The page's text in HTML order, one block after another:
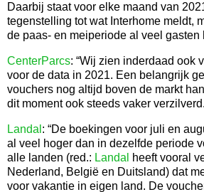
Daarbij staat voor elke maand van
tegenstelling tot wat Interhome meldt,
de paas- en meiperiode al veel gasten
CenterParcs: “Wij zien inderdaad ook
voor de data in 2021. Een belangrijk
vouchers nog altijd boven de markt
dit moment ook steeds vaker
Landal : “De boekingen voor juli en
al veel hoger dan in dezelfde periode
alle landen (red.: Landal
heeft vooral
Nederland, België en Duitsland) dat
voor vakantie in eigen land. De